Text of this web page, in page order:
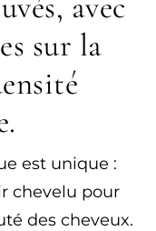
sur la
est unique :
chevelu pour
des cheveux.